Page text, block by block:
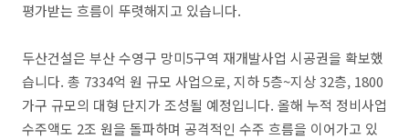
평가받는 흐름이 뚜렷해지고 있습니다.
두산건설은 부산 수영구 망미5구역 재개발사업 시공권을 확보했
습니다. 총 7334억 원 규모 사업으로, 지하 5층~지상 32층, 1800
가구 규모의 대형 단지가 조성될 예정입니다. 올해 누적 정비사업
수주액도 2조 원을 돌파하며 공격적인 수주 흐름을 이어가고 있